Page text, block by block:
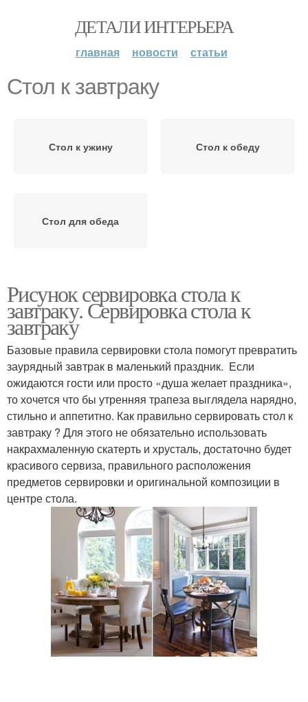
ДЕТАЛИ ИНТЕРЬЕРА
главная новости статьи
Стол к завтраку
Стол к ужину Стол к обеду
Стол для обеда
Рисунок сервировка стола к
завтраку. Сервировка стола к
завтраку
Базовые правила сервировки стола помогут превратить
заурядный завтрак в маленький праздник. Если
ожидаются гости или просто «душа желает праздника»,
то хочется что бы утренняя трапеза выглядела нарядно,
стильно и аппетитно. Как правильно сервировать стол к
завтраку ? Для этого не обязательно использовать
накрахмаленную скатерть и хрусталь, достаточно будет
красивого сервиза, правильного расположения
предметов сервировки и оригинальной композиции в
центре стола.